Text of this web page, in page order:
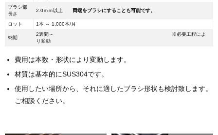
ブラシ部
長さ
2.0ｍｍ以上 両端をブラシにすることも可能です。
ロット 1本 ～ 1,000本/月
納期
2週間～ ※必要工程によ
り変動
費用は本数・形状により変動します。
材質は基本的にSUS304です。
使用したい場所から、それに適したブラシ形状も検討致します。
ご相談ください。